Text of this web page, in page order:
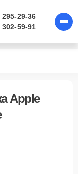
295-29-36
302-59-91
Apple